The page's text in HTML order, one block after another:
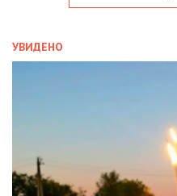
УВИДЕНО